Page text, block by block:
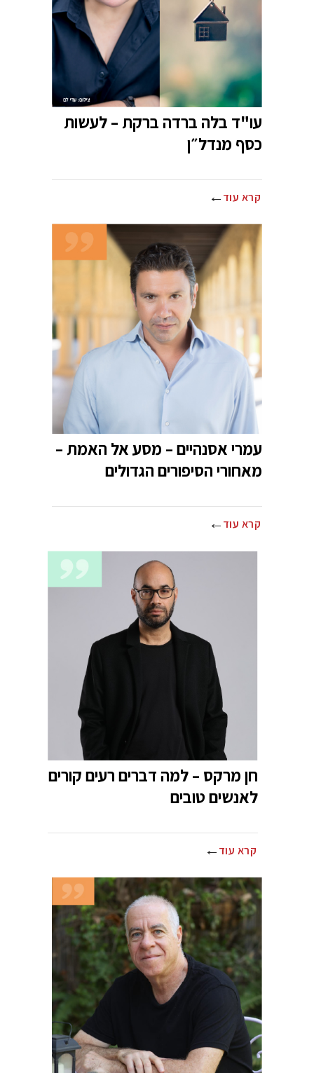
עו"ד בלה ברדה ברקת – לעשות
כסף מנדל״ן
קרא עוד
עמרי אסנהיים – מסע אל האמת –
מאחורי הסיפורים הגדולים
קרא עוד
חן מרקס – למה דברים רעים קורים
לאנשים טובים
קרא עוד